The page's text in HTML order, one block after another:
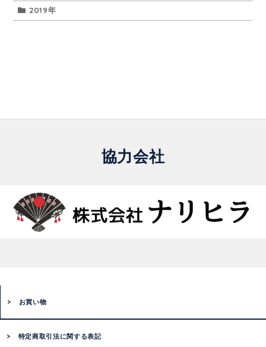
2019年
協力会社
お買い物
特定商取引法に関する表記